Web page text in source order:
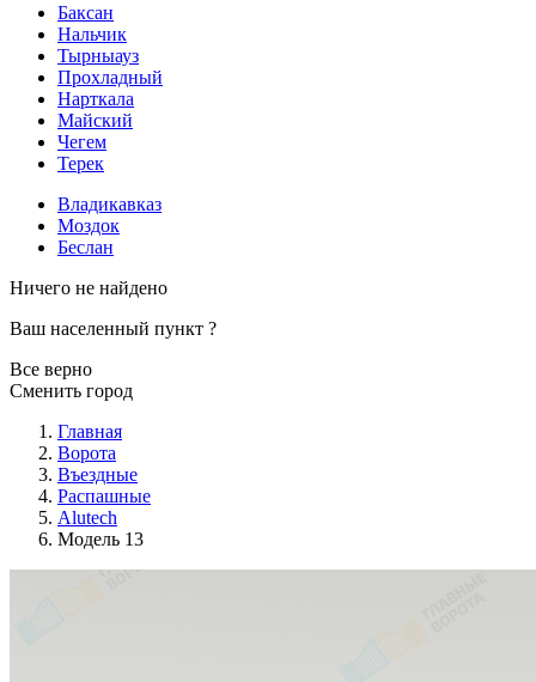
Баксан
Нальчик
Тырныауз
Прохладный
Нарткала
Майский
Чегем
Терек
Владикавказ
Моздок
Беслан
Ничего не найдено
Ваш населенный пункт ?
Все верно
Сменить город
Главная
Ворота
Въездные
Распашные
Alutech
Модель 13